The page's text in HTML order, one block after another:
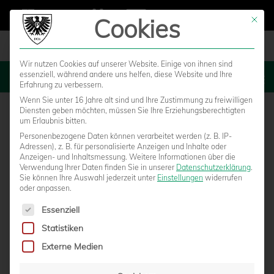
MENU
U23: NACH RÜCKSCHLAG SOLL IN SINSEN
Mit
Cookies
Wir nutzen Cookies auf unserer Website. Einige von ihnen sind
essenziell, während andere uns helfen, diese Website und Ihre
Erfahrung zu verbessern.
Wenn Sie unter 16 Jahre alt sind und Ihre Zustimmung zu freiwilligen
Diensten geben möchten, müssen Sie Ihre Erziehungsberechtigten
um Erlaubnis bitten.
Personenbezogene Daten können verarbeitet werden (z. B. IP-
Adressen), z. B. für personalisierte Anzeigen und Inhalte oder
Anzeigen- und Inhaltsmessung. Weitere Informationen über die
Verwendung Ihrer Daten finden Sie in unserer Datenschutzerklärung.
Sie können Ihre Auswahl jederzeit unter Einstellungen widerrufen
oder anpassen.
Es folgt eine Liste der Service-Gruppen, für die eine
Essenziell
Statistiken
Externe Medien